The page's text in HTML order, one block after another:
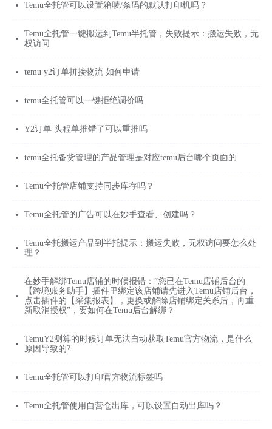
Temu全托管可以设置箱唛/条码的默认打印机吗？
Temu全托管一键搬运到Temu半托管，失败提示：搬运失败，无
权访问
temu y2订单拼接物流 如何申请
temu全托管可以一键拒绝调价吗
Y2订单 头程单推错了可以重推吗
temu全托备货管理的产品管理是对应temu后台哪个页面的
Temu全托管店铺支持同步库存吗？
Temu全托管的广告可以在妙手查看、创建吗？
Temu全托搬运产品到半托提示：搬运失败，无权访问要怎么处
理？
在妙手解绑Temu店铺的时候报错：”您已在Temu店铺后台的
【跨境账务助手】插件里绑定该店铺请先进入Temu店铺后台，
点击插件的【采集报表】，更换或解除店铺绑定关系后，再重
新取消授权”，要如何在Temu后台解绑？
TemuY2测算的时候订单无法自动获取Temu官方物流，是什么
原因导致的?
Temu全托管可以打印官方物流标签吗
Temu全托管使用自营仓出库，可以设置自动出库吗？